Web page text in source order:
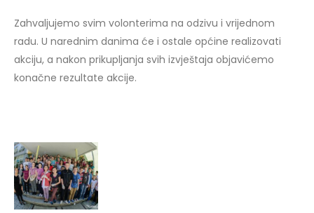
Zahvaljujemo svim volonterima na odzivu i vrijednom
radu. U narednim danima će i ostale općine realizovati
akciju, a nakon prikupljanja svih izvještaja objavićemo
konačne rezultate akcije.